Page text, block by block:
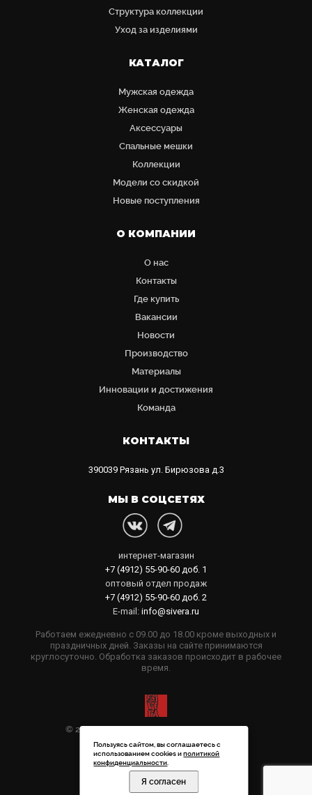
Структура коллекции
Уход за изделиями
КАТАЛОГ
Мужская одежда
Женская одежда
Аксессуары
Cпальные мешки
Коллекции
Модели со скидкой
Новые поступления
О КОМПАНИИ
О нас
Контакты
Где купить
Вакансии
Новости
Производство
Материалы
Инновации и достижения
Команда
КОНТАКТЫ
390039 Рязань ул. Бирюзова д.3
МЫ В СОЦСЕТЯХ
интернет-магазин
+7 (4912) 55-90-60 доб. 1
оптовый отдел продаж
+7 (4912) 55-90-60 доб. 2
E-mail: info@sivera.ru
Работаем ежедневно с 09.00 до 18.00 кроме выходных и
праздничных дней. Заказы на сайте принимаются
круглосуточно. Обработка заказов происходит в рабочее
время.
© 2006-2026 Sivera. Все права защищены
Политика конфиденциальности
Пользовательское соглашение
Создание сайта:Black
Пользуясь сайтом, вы соглашаетесь с
использованием cookies иполитикой
конфиденциальности
Я согласен